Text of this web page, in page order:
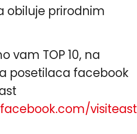
obiluje prirodnim
vam TOP 10, na
posetilaca facebook